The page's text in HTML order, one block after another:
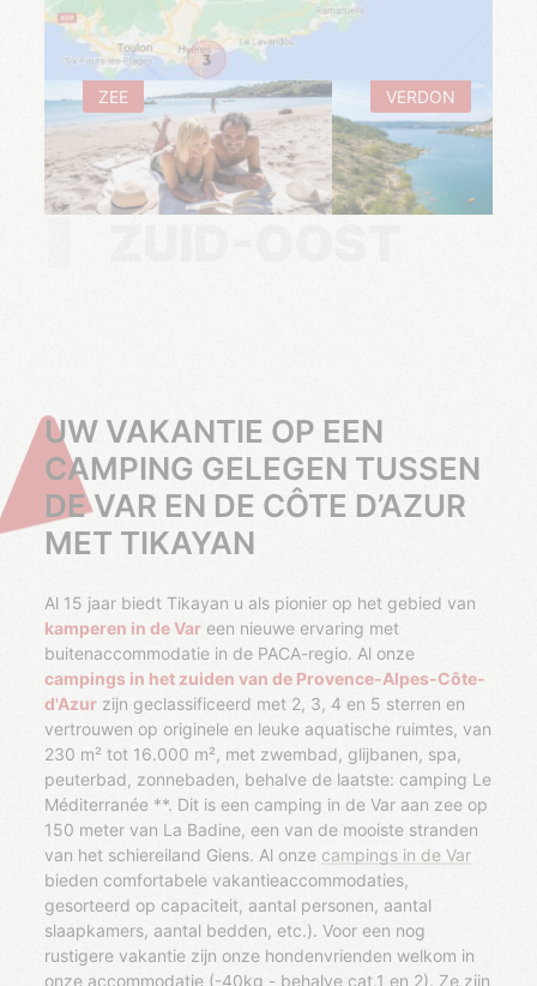
ZEE VERDON
UW VAKANTIE OP EEN
CAMPING GELEGEN TUSSEN
DE VAR EN DE CÔTE D’AZUR
MET TIKAYAN
Al 15 jaar biedt Tikayan u als pionier op het gebied van
kamperen in de Var een nieuwe ervaring met
buitenaccommodatie in de PACA-regio. Al onze
campings in het zuiden van de Provence-Alpes-Côte-
d'Azur zijn geclassificeerd met 2, 3, 4 en 5 sterren en
vertrouwen op originele en leuke aquatische ruimtes, van
230 m² tot 16.000 m², met zwembad, glijbanen, spa,
peuterbad, zonnebaden, behalve de laatste: camping Le
Méditerranée **. Dit is een camping in de Var aan zee op
150 meter van La Badine, een van de mooiste stranden
van het schiereiland Giens. Al onze campings in de Var
bieden comfortabele vakantieaccommodaties,
gesorteerd op capaciteit, aantal personen, aantal
slaapkamers, aantal bedden, etc.). Voor een nog
rustigere vakantie zijn onze hondenvrienden welkom in
onze accommodatie (-40kg - behalve cat.1 en 2). Ze zijn